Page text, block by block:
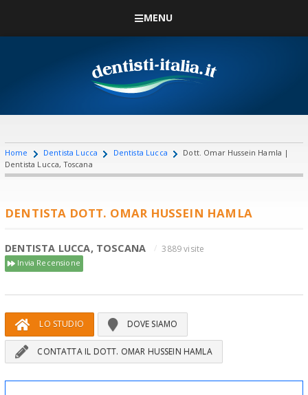
MENU
Home Dentista Lucca Dentista Lucca
Dott. Omar Hussein Hamla |
Dentista Lucca, Toscana
DENTISTA DOTT. OMAR HUSSEIN HAMLA
DENTISTA LUCCA, TOSCANA 3889 visite
Invia Recensione
LO STUDIO DOVE SIAMO
CONTATTA IL DOTT. OMAR HUSSEIN HAMLA